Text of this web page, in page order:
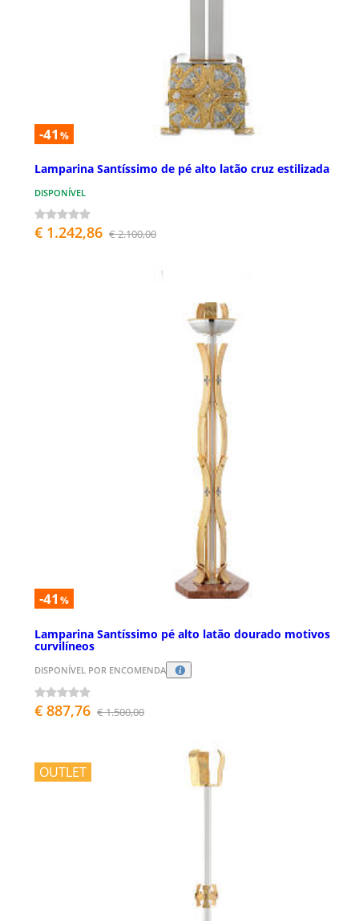
-41 %
Lamparina Santíssimo de pé alto latão cruz estilizada
DISPONÍVEL
€ 1.242,86 € 2.100,00
-41 %
Lamparina Santíssimo pé alto latão dourado motivos
curvilíneos
DISPONÍVEL POR ENCOMENDA
€ 887,76 € 1.500,00
OUTLET